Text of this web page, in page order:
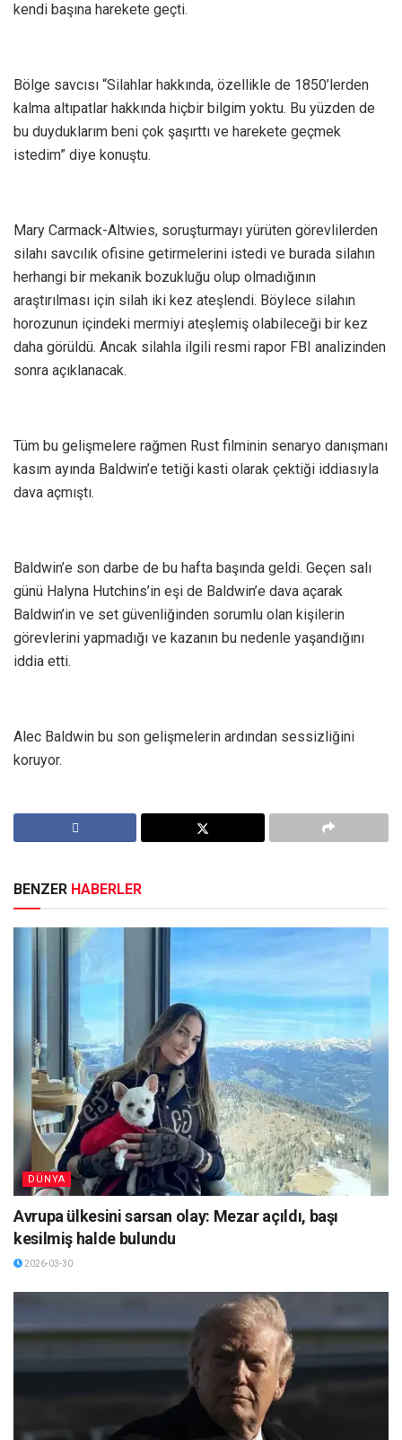
kendi başına harekete geçti.
Bölge savcısı “Silahlar hakkında, özellikle de 1850’lerden
kalma altıpatlar hakkında hiçbir bilgim yoktu. Bu yüzden de
bu duyduklarım beni çok şaşırttı ve harekete geçmek
istedim” diye konuştu.
Mary Carmack-Altwies, soruşturmayı yürüten görevlilerden
silahı savcılık ofisine getirmelerini istedi ve burada silahın
herhangi bir mekanik bozukluğu olup olmadığının
araştırılması için silah iki kez ateşlendi. Böylece silahın
horozunun içindeki mermiyi ateşlemiş olabileceği bir kez
daha görüldü. Ancak silahla ilgili resmi rapor FBI analizinden
sonra açıklanacak.
Tüm bu gelişmelere rağmen Rust filminin senaryo danışmanı
kasım ayında Baldwin’e tetiği kasti olarak çektiği iddiasıyla
dava açmıştı.
Baldwin’e son darbe de bu hafta başında geldi. Geçen salı
günü Halyna Hutchins’in eşi de Baldwin’e dava açarak
Baldwin’in ve set güvenliğinden sorumlu olan kişilerin
görevlerini yapmadığı ve kazanın bu nedenle yaşandığını
iddia etti.
Alec Baldwin bu son gelişmelerin ardından sessizliğini
koruyor.
BENZER HABERLER
DÜNYA
Avrupa ülkesini sarsan olay: Mezar açıldı, başı
kesilmiş halde bulundu
2026-03-30